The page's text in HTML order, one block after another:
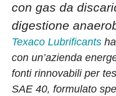
con gas da
digestione
Texaco Lubrificants
con un’azienda
fonti rinnovabili per
SAE 40, formulato